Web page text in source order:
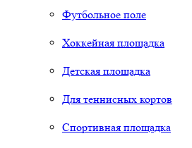
Футбольное поле
Хоккейная площадка
Детская площадка
Для теннисных кортов
Спортивная площадка